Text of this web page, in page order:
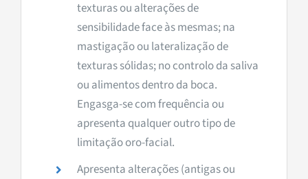
texturas ou alterações de
sensibilidade face às mesmas; na
mastigação ou lateralização de
texturas sólidas; no controlo da saliva
ou alimentos dentro da boca.
Engasga-se com frequência ou
apresenta qualquer outro tipo de
limitação oro-facial.
Apresenta alterações (antigas ou